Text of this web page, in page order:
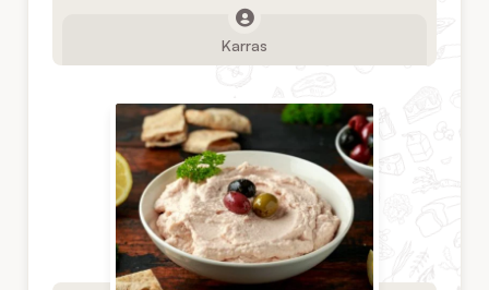
Karras